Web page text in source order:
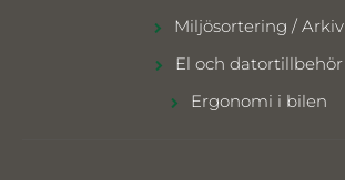
Miljösortering / Arkiv
El och datortillbehör
Ergonomi i bilen